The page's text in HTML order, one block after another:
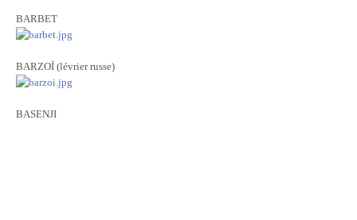
BARBET
BARZOÏ (lévrier russe)
BASENJI